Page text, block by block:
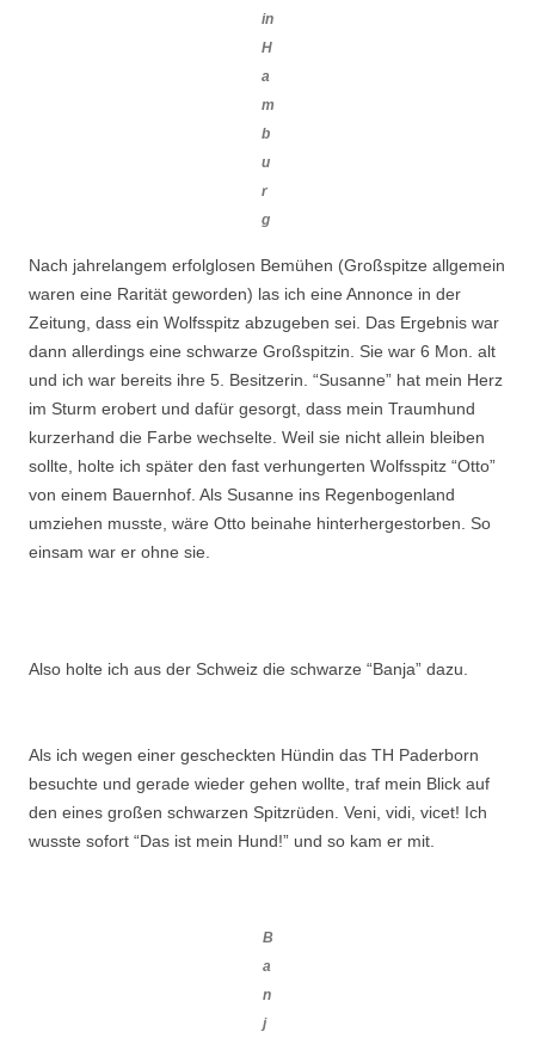
in
H
a
m
b
u
r
g
Nach jahrelangem erfolglosen Bemühen (Großspitze allgemein
waren eine Rarität geworden) las ich eine Annonce in der
Zeitung, dass ein Wolfsspitz abzugeben sei. Das Ergebnis war
dann allerdings eine schwarze Großspitzin. Sie war 6 Mon. alt
und ich war bereits ihre 5. Besitzerin. “Susanne” hat mein Herz
im Sturm erobert und dafür gesorgt, dass mein Traumhund
kurzerhand die Farbe wechselte. Weil sie nicht allein bleiben
sollte, holte ich später den fast verhungerten Wolfsspitz “Otto”
von einem Bauernhof. Als Susanne ins Regenbogenland
umziehen musste, wäre Otto beinahe hinterhergestorben. So
einsam war er ohne sie.
Also holte ich aus der Schweiz die schwarze “Banja” dazu.
Als ich wegen einer gescheckten Hündin das TH Paderborn
besuchte und gerade wieder gehen wollte, traf mein Blick auf
den eines großen schwarzen Spitzrüden. Veni, vidi, vicet! Ich
wusste sofort “Das ist mein Hund!” und so kam er mit.
B
a
n
j